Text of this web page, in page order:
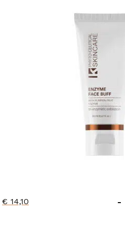
€ 14,10 -